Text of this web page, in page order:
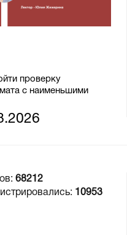
проверку
с наименьшими
68212
10953